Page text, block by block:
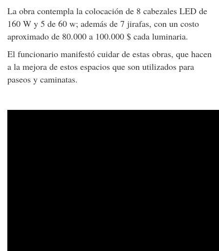
La obra contempla la colocación de 8 cabezales LED de
160 W y 5 de 60 w; además de 7 jirafas, con un costo
aproximado de 80.000 a 100.000 $ cada luminaria.
El funcionario manifestó cuidar de estas obras, que hacen
a la mejora de estos espacios que son utilizados para
paseos y caminatas.